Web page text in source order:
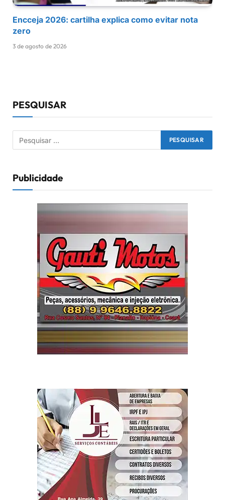
Encceja 2026: cartilha explica como evitar nota
zero
3 de agosto de 2026
PESQUISAR
Publicidade